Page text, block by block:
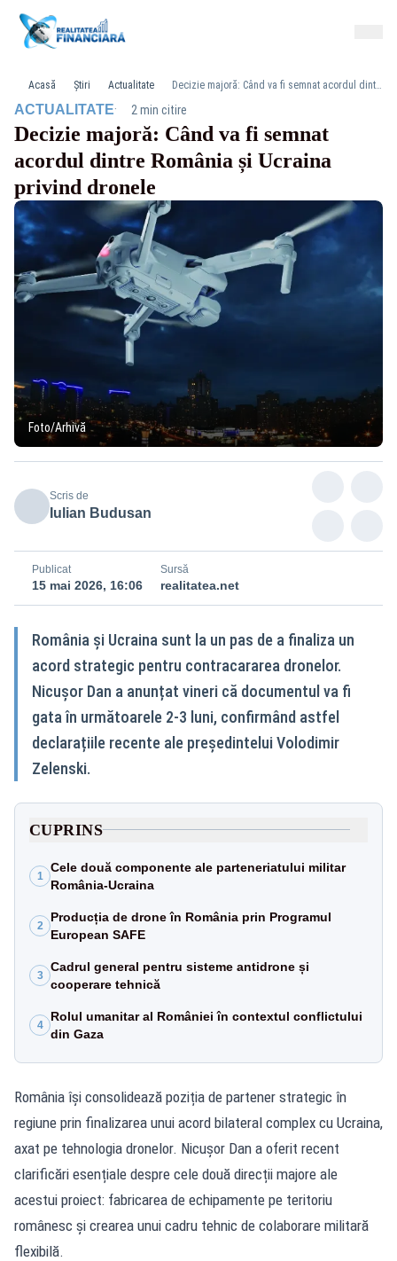
Acasă Știri Actualitate Decizie majoră: Când va fi semnat acordul dintre România și Ucraina privind dronele
ACTUALITATE· 2 min citire
Decizie majoră: Când va fi semnat
acordul dintre România și Ucraina
privind dronele
Foto/Arhivă
Scris de
Iulian Budusan
Publicat
15 mai 2026, 16:06
Sursă
realitatea.net
România și Ucraina sunt la un pas de a finaliza un
acord strategic pentru contracararea dronelor.
Nicușor Dan a anunțat vineri că documentul va fi
gata în următoarele 2-3 luni, confirmând astfel
declarațiile recente ale președintelui Volodimir
Zelenski.
CUPRINS
1
Cele două componente ale parteneriatului militar
România-Ucraina
2
Producția de drone în România prin Programul
European SAFE
3
Cadrul general pentru sisteme antidrone și
cooperare tehnică
4
Rolul umanitar al României în contextul conflictului
din Gaza
România își consolidează poziția de partener strategic în
regiune prin finalizarea unui acord bilateral complex cu Ucraina,
axat pe tehnologia dronelor. Nicușor Dan a oferit recent
clarificări esențiale despre cele două direcții majore ale
acestui proiect: fabricarea de echipamente pe teritoriu
românesc și crearea unui cadru tehnic de colaborare militară
flexibilă.